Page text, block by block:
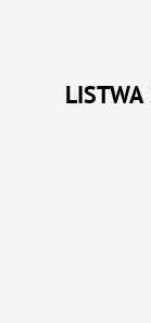
LISTWA